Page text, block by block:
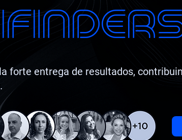
forte entrega de resultados,